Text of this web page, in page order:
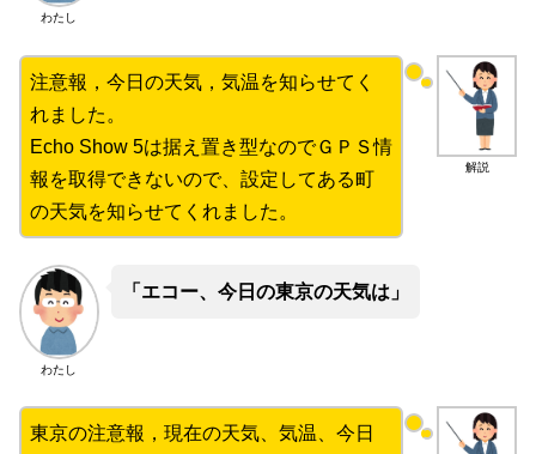
わたし
解説
注意報，今日の天気，気温を知らせてく
れました。
Echo Show 5は据え置き型なのでＧＰＳ情
報を取得できないので、設定してある町
の天気を知らせてくれました。
わたし
「エコー、今日の東京の天気は」
東京の注意報，現在の天気、気温、今日